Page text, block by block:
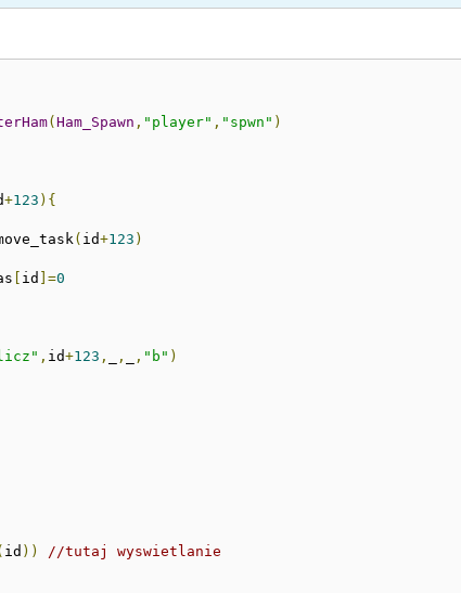
(Ham_Spawn , "player" , "spwn" )
+123 ){
( id+123 )
id ]=0
, id+123 , , , "b" )
id )) //tutaj wyswietlanie